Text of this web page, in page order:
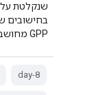
שנקלטת על
GPP מחושב לפי …
8-day